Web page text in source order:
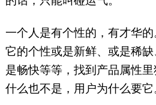
一个人是有个性的，有才华的
它的个性或是新鲜、或是稀
是畅快等等，找到产品属性
什么也不是，用户为什么要它